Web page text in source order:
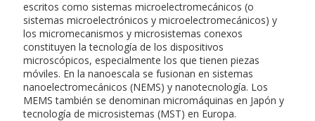
escritos como sistemas microelectromecánicos (o
sistemas microelectrónicos y microelectromecánicos) y
los micromecanismos y microsistemas conexos
constituyen la tecnología de los dispositivos
microscópicos, especialmente los que tienen piezas
móviles. En la nanoescala se fusionan en sistemas
nanoelectromecánicos (NEMS) y nanotecnología. Los
MEMS también se denominan micromáquinas en Japón y
tecnología de microsistemas (MST) en Europa.